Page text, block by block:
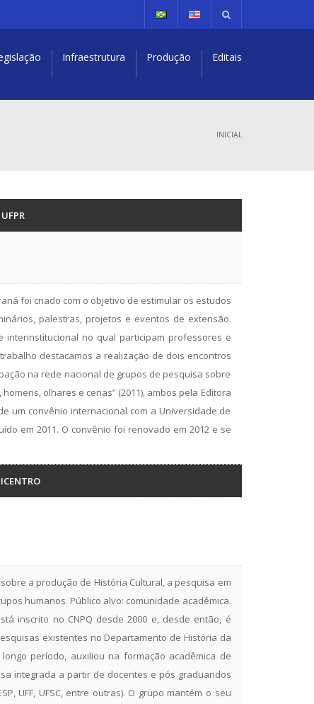
Infraestrutura Produção Editais
INICIAL
foi criado com o objetivo de estimular os estudos
palestras, projetos e eventos de extensão.
interinstitucional no qual participam professores e
destacamos a realização de dois encontros
na rede nacional de grupos de pesquisa sobre
olhares e cenas” (2011), ambos pela Editora
um convênio internacional com a Universidade de
em 2011. O convênio foi renovado em 2012 e se
a produção de História Cultural, a pesquisa em
humanos. Público alvo: comunidade acadêmica.
está inscrito no CNPQ desde 2000 e, desde então, é
existentes no Departamento de História da
longo período, auxiliou na formação acadêmica de
integrada a partir de docentes e pós graduandos
UFF, UFSC, entre outras). O grupo mantém o seu